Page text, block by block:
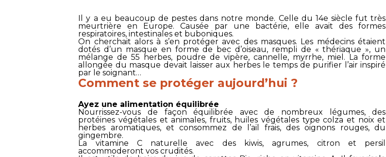
Il y a eu beaucoup de pestes dans notre monde. Celle du 14e siècle fut très
meurtrière en Europe. Causée par une bactérie, elle avait des formes
respiratoires, intestinales et buboniques.
On cherchait alors à s’en protéger avec des masques. Les médecins étaient
dotés d’un masque en forme de bec d’oiseau, rempli de « thériaque », un
mélange de 55 herbes, poudre de vipère, cannelle, myrrhe, miel. La forme
allongée du masque devait laisser aux herbes le temps de purifier l’air inspiré
par le soignant…
Comment se protéger aujourd’hui ?
Ayez une alimentation équilibrée
Nourrissez-vous de façon équilibrée avec de nombreux légumes, des
protéines végétales et animales, fruits, huiles végétales type colza et noix et
herbes aromatiques, et consommez de l’ail frais, des oignons rouges, du
gingembre.
La vitamine C naturelle avec des kiwis, agrumes, citron et persil
accommoderont vos crudités.